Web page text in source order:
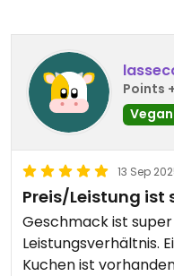
Points
Vegan
13 Sep
Preis/Leistung ist
Geschmack ist
Leistungsverhältnis.
Kuchen ist